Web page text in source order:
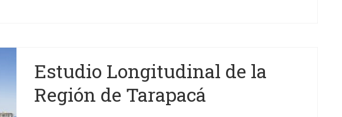
Estudio Longitudinal de la
Región de Tarapacá